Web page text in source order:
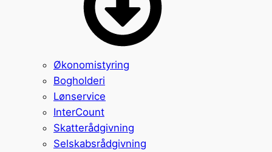
Økonomistyring
Bogholderi
Lønservice
InterCount
Skatterådgivning
Selskabsrådgivning